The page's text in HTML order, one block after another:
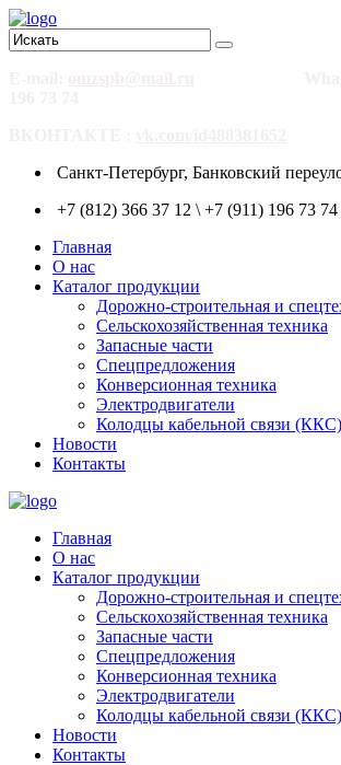
Санкт-Петербург, Банковский
+7 (812) 366 37 12 \ +7 (911) 196 73 74
Главная
О нас
Каталог продукции
Дорожно-строительная и
Сельскохозяйственная техника
Запасные части
Спецпредложения
Конверсионная техника
Электродвигатели
Колодцы кабельной связи (ККС)
Новости
Контакты
Главная
О нас
Каталог продукции
Дорожно-строительная и
Сельскохозяйственная техника
Запасные части
Спецпредложения
Конверсионная техника
Электродвигатели
Колодцы кабельной связи (ККС)
Новости
Контакты